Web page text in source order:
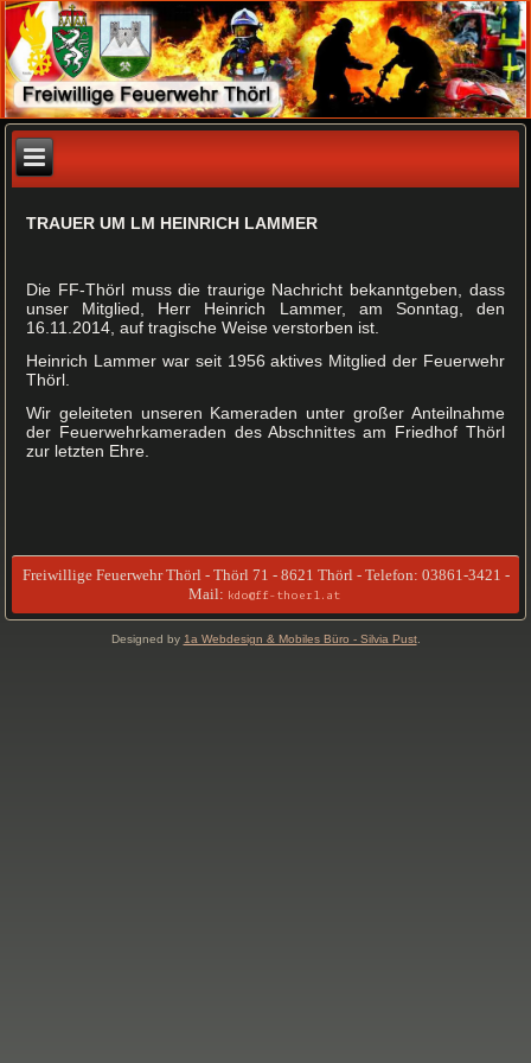
TRAUER UM LM HEINRICH LAMMER
Die FF-Thörl muss die traurige Nachricht bekanntgeben, dass
unser Mitglied, Herr Heinrich Lammer, am Sonntag, den
16.11.2014, auf tragische Weise verstorben ist.
Heinrich Lammer war seit 1956 aktives Mitglied der Feuerwehr
Thörl.
Wir geleiteten unseren Kameraden unter großer Anteilnahme
der Feuerwehrkameraden des Abschnittes am Friedhof Thörl
zur letzten Ehre.
Freiwillige Feuerwehr Thörl - Thörl 71 - 8621 Thörl - Telefon: 03861-3421 -
Mail: kdo@ff-thoerl.at
Designed by 1a Webdesign & Mobiles Büro - Silvia Pust.